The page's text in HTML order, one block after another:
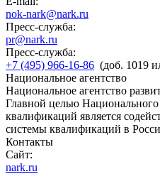
nok-nark@nark.ru
Пресс-служба:
pr@nark.ru
Пресс-служба:
+7 (495) 966-16-86 (доб. 1019
Национальное агентство
Национальное агентство
Главной целью Национального
квалификаций является
системы квалификаций в
Контакты
Сайт:
nark.ru